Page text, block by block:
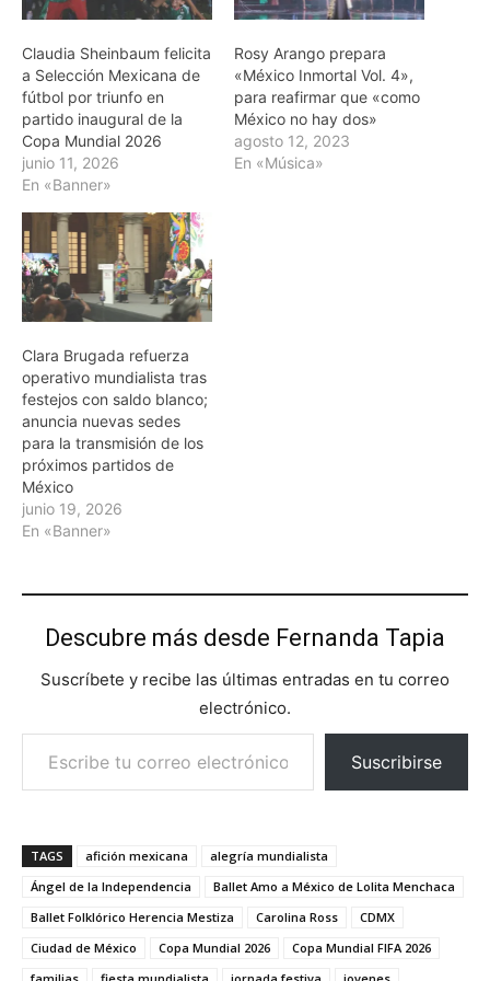
Claudia Sheinbaum felicita
a Selección Mexicana de
fútbol por triunfo en
partido inaugural de la
Copa Mundial 2026
junio 11, 2026
En «Banner»
Rosy Arango prepara
«México Inmortal Vol. 4»,
para reafirmar que «como
México no hay dos»
agosto 12, 2023
En «Música»
Clara Brugada refuerza
operativo mundialista tras
festejos con saldo blanco;
anuncia nuevas sedes
para la transmisión de los
próximos partidos de
México
junio 19, 2026
En «Banner»
Descubre más desde Fernanda Tapia
Suscríbete y recibe las últimas entradas en tu correo
electrónico.
Escribe tu correo electrónico…
Suscribirse
TAGS afición mexicana
alegría mundialista
Ángel de la Independencia
Ballet Amo a México de Lolita Menchaca
Ballet Folklórico Herencia Mestiza
Carolina Ross
CDMX
Ciudad de México
Copa Mundial 2026
Copa Mundial FIFA 2026